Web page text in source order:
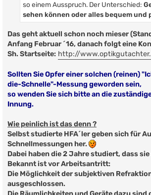
so einem Ausspruch. Der Unterschied:
sehen können oder alles bequem und
Das geht aktuell schon noch mieser
Anfang Februar ´16, danach folgt eine
Sh. Startseite: http://
Sollten Sie Opfer einer solchen (reinen)
die-Schnelle"-Messung geworden sein,
so wenden Sie sich bitte an die
Innung.
Wie peinlich ist das denn ?
Selbst studierte HFA´ler geben sich für
Schnellmessungen her.
Dabei haben die 2 Jahre studiert, dass
Bekannt ist vor Arbeitsantritt:
Die Möglichkeit der subjektiven
ausgeschlossen.